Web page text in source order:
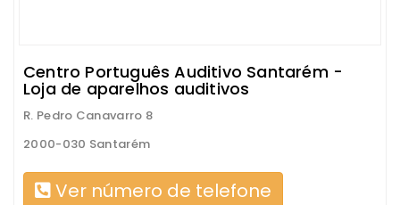
Centro Português Auditivo Santarém -
Loja de aparelhos auditivos
R. Pedro Canavarro 8
2000-030 Santarém
Ver número de telefone